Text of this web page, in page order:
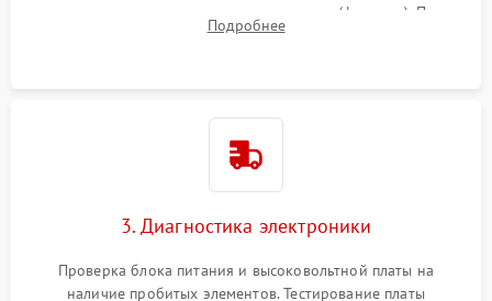
роликов захвата и узла термозакрепления (фьюзера). Поиск
физического износа и повреждений деталей.
Подробнее
3. Диагностика электроники
Проверка блока питания и высоковольтной платы на
наличие пробитых элементов. Тестирование платы